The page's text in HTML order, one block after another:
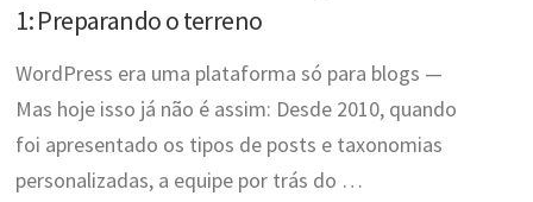
1: Preparando o terreno
WordPress era uma plataforma só para blogs —
Mas hoje isso já não é assim: Desde 2010, quando
foi apresentado os tipos de posts e taxonomias
personalizadas, a equipe por trás do …